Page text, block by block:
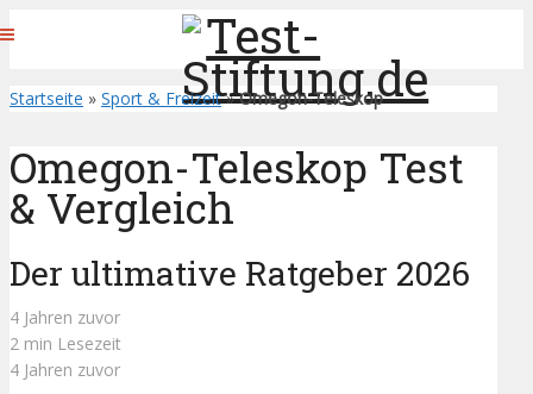
Startseite » Sport & Freizeit»Omegon-Teleskop
Omegon-Teleskop Test
& Vergleich
Der ultimative Ratgeber 2026
4 Jahren zuvor
2 min Lesezeit
4 Jahren zuvor